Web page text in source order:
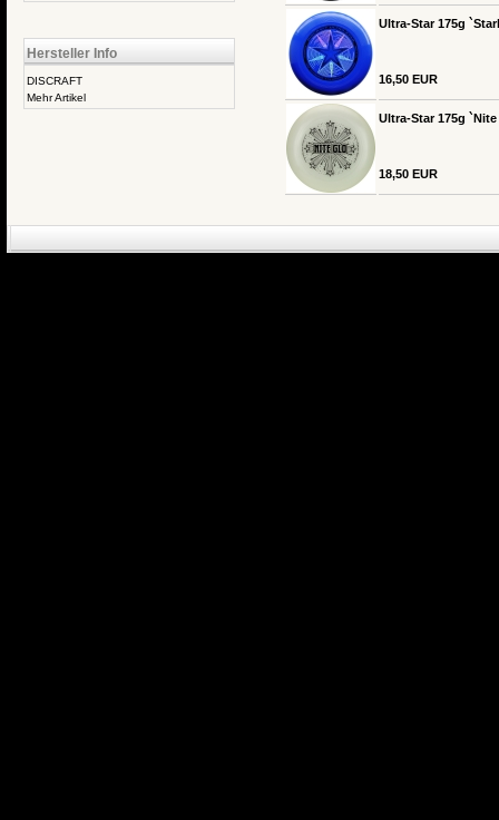
Hersteller Info
DISCRAFT
Mehr Artikel
Ultra-Star 175g
16,50 EUR
Ultra-Star 175g
18,50 EUR